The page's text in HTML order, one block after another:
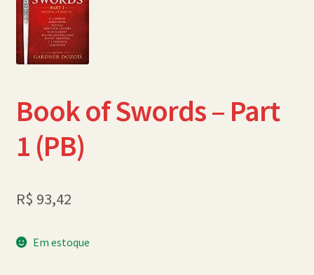
Checkout
Contato
Política de Cookies (BR)
Quem Somos
SCHOLASTICBOOKCLUB
Book of Swords – Part
1 (PB)
R$ 93,42
Em estoque